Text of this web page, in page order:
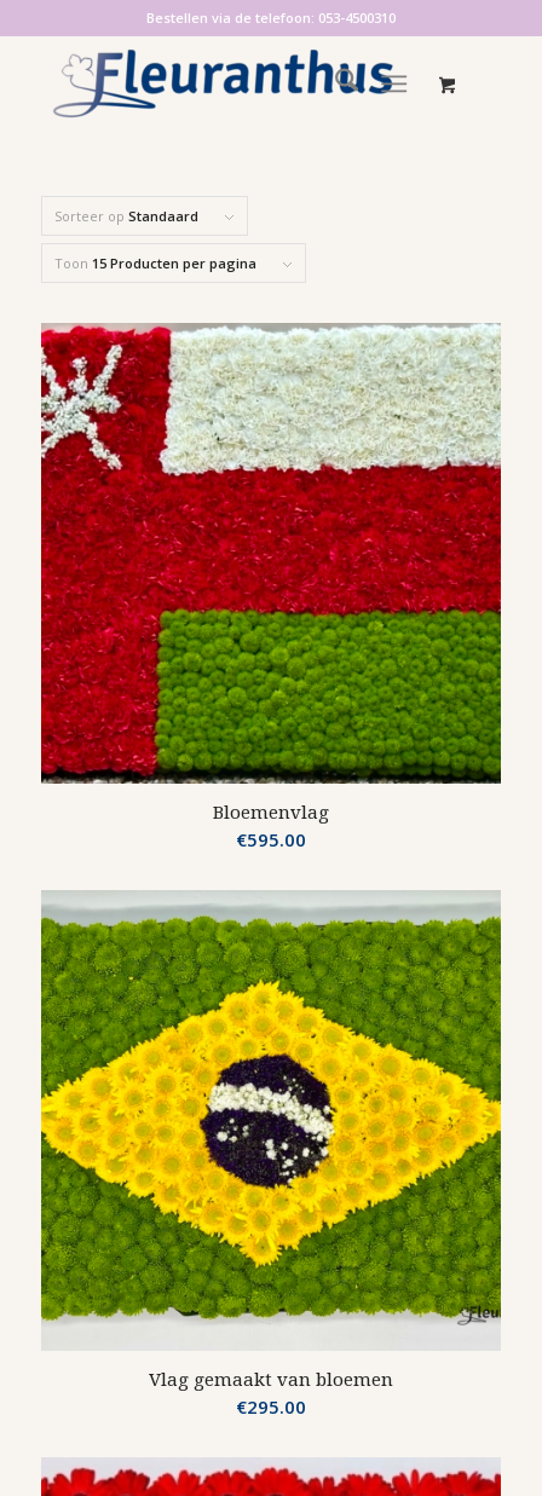
Bestellen via de telefoon: 053-4500310
Sorteer op Standaard
Toon 15 Producten per pagina
Bloemenvlag
€595.00
Vlag gemaakt van bloemen
€295.00